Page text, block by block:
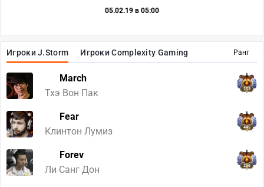
Ранг
Игроки J.Storm Игроки Complexity Gaming
March
Тхэ Вон Пак
253
Fear
Клинтон Лумиз
445
Forev
Ли Санг Дон
236
05.02.19 в 05:00